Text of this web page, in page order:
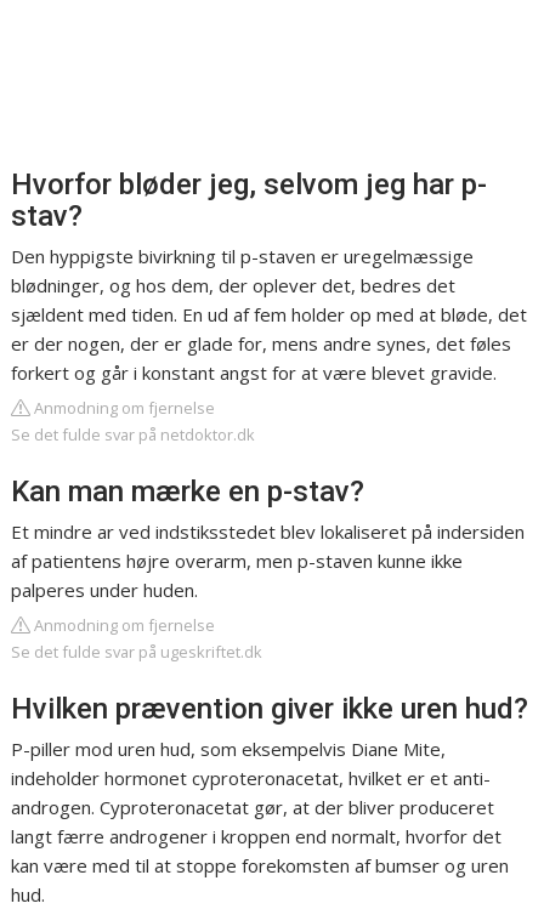
Hvorfor bløder jeg, selvom jeg har p-
stav?
Den hyppigste bivirkning til p-staven er uregelmæssige
blødninger, og hos dem, der oplever det, bedres det
sjældent med tiden. En ud af fem holder op med at bløde, det
er der nogen, der er glade for, mens andre synes, det føles
forkert og går i konstant angst for at være blevet gravide.
Anmodning om fjernelse
Se det fulde svar på netdoktor.dk
Kan man mærke en p-stav?
Et mindre ar ved indstiksstedet blev lokaliseret på indersiden
af patientens højre overarm, men p-staven kunne ikke
palperes under huden.
Anmodning om fjernelse
Se det fulde svar på ugeskriftet.dk
Hvilken prævention giver ikke uren hud?
P-piller mod uren hud, som eksempelvis Diane Mite,
indeholder hormonet cyproteronacetat, hvilket er et anti-
androgen. Cyproteronacetat gør, at der bliver produceret
langt færre androgener i kroppen end normalt, hvorfor det
kan være med til at stoppe forekomsten af bumser og uren
hud.